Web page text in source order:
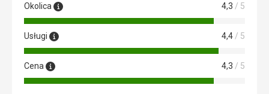
Okolica 4,3 / 5
Usługi 4,4/ 5
Cena 4,3 / 5